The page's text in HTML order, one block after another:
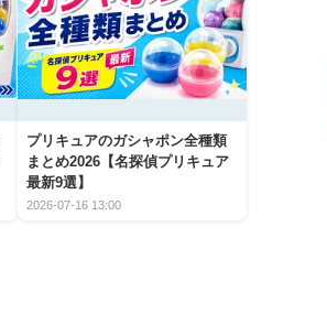
プリキュアのガシャポン全種類
まとめ2026【名探偵プリキュア
最新9選】
2026-07-16 13:00